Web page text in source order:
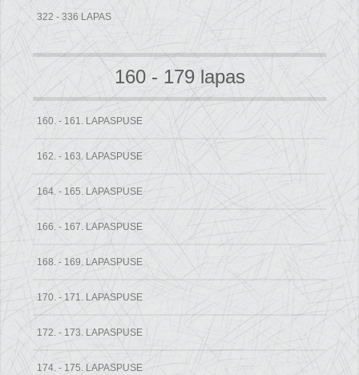
322 - 336 LAPAS
160 - 179 lapas
160. - 161. LAPASPUSE
162. - 163. LAPASPUSE
164. - 165. LAPASPUSE
166. - 167. LAPASPUSE
168. - 169. LAPASPUSE
170. - 171. LAPASPUSE
172. - 173. LAPASPUSE
174. - 175. LAPASPUSE